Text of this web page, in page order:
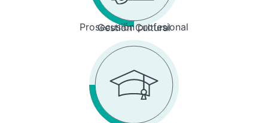
Prosecusión profesional
Gestión Cultural